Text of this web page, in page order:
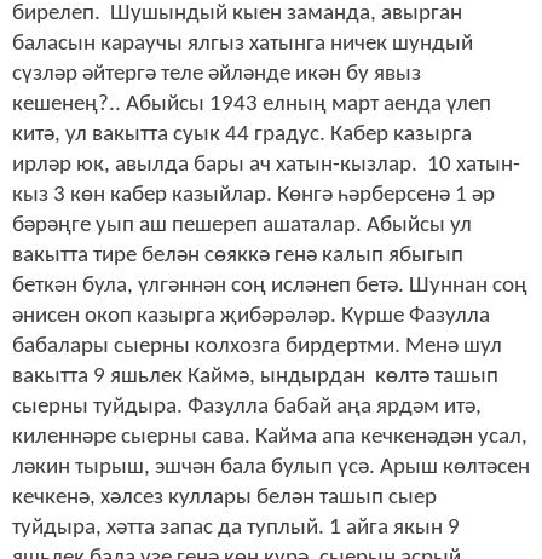
бирелеп. Шушындый кыен заманда, авырган
баласын караучы ялгыз хатынга ничек шундый
сүзләр әйтергә теле әйләнде икән бу явыз
кешенең?.. Абыйсы 1943 елның март аенда үлеп
китә, ул вакытта суык 44 градус. Кабер казырга
ирләр юк, авылда бары ач хатын-кызлар. 10 хатын-
кыз 3 көн кабер казыйлар. Көнгә һәрберсенә 1 әр
бәрәңге уып аш пешереп ашаталар. Абыйсы ул
вакытта тире белән сөяккә генә калып ябыгып
беткән була, үлгәннән соң исләнеп бетә. Шуннан соң
әнисен окоп казырга җибәрәләр. Күрше Фазулла
бабалары сыерны колхозга бирдертми. Менә шул
вакытта 9 яшьлек Каймә, ындырдан көлтә ташып
сыерны туйдыра. Фазулла бабай аңа ярдәм итә,
киленнәре сыерны сава. Кайма апа кечкенәдән усал,
ләкин тырыш, эшчән бала булып үсә. Арыш көлтәсен
кечкенә, хәлсез куллары белән ташып сыер
туйдыра, хәтта запас да туплый. 1 айга якын 9